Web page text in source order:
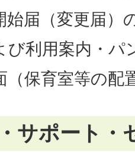
始届（変更届）
び利用案内・パ
（保育室等の配
サポート・